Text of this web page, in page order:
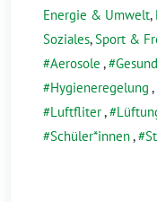
Energie & Umwelt,
Soziales,Sport &
Aerosole ,
Hygieneregelung ,
Luftfliter,
Schüler*innen,